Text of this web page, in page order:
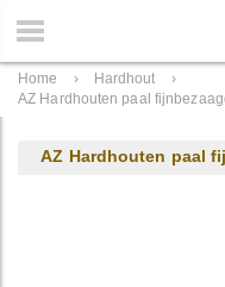
Home › Hardhout
›
AZ Hardhouten paal
AZ Hardhouten paal